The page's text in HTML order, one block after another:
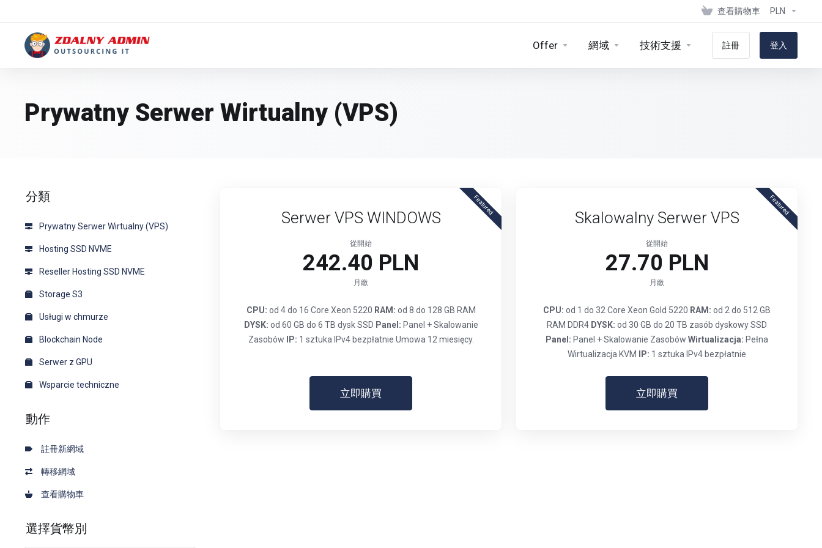
查看購物車 PLN
Offer 網域 技術支援 註冊 登入
Prywatny Serwer Wirtualny (VPS)
分類
Prywatny Serwer Wirtualny (VPS)
Hosting SSD NVME
Reseller Hosting SSD NVME
Storage S3
Usługi w chmurze
Blockchain Node
Serwer z GPU
Wsparcie techniczne
動作
註冊新網域
轉移網域
查看購物車
選擇貨幣別
Featured
Serwer VPS WINDOWS
從開始
242.40 PLN
月繳
CPU: od 4 do 16 Core Xeon 5220 RAM: od 8 do 128 GB RAM
DYSK: od 60 GB do 6 TB dysk SSD Panel: Panel + Skalowanie
Zasobów
IP: 1 sztuka IPv4 bezpłatnie Umowa 12 miesięcy.
立即購買
Featured
Skalowalny Serwer VPS
從開始
27.70 PLN
月繳
CPU: od 1 do 32 Core Xeon Gold 5220 RAM: od 2 do 512 GB
RAM DDR4 DYSK: od 30 GB do 20 TB zasób dyskowy SSD
Panel: Panel + Skalowanie Zasobów Wirtualizacja: Pełna
Wirtualizacja KVM
IP: 1 sztuka IPv4 bezpłatnie
立即購買